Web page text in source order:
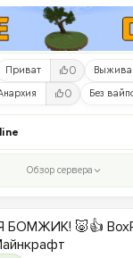
Приват 0
0 Без
Обзор сервера
БОМЖИК! 🐷👍